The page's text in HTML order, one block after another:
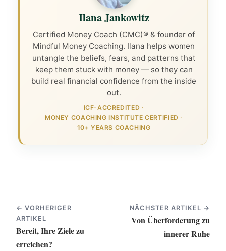
Ilana Jankowitz
Certified Money Coach (CMC)® & founder of
Mindful Money Coaching. Ilana helps women
untangle the beliefs, fears, and patterns that
keep them stuck with money — so they can
build real financial confidence from the inside
out.
ICF-ACCREDITED ·
MONEY COACHING INSTITUTE CERTIFIED ·
10+ YEARS COACHING
← VORHERIGER
ARTIKEL
Bereit, Ihre Ziele zu
erreichen?
NÄCHSTER ARTIKEL →
Von Überforderung zu
innerer Ruhe